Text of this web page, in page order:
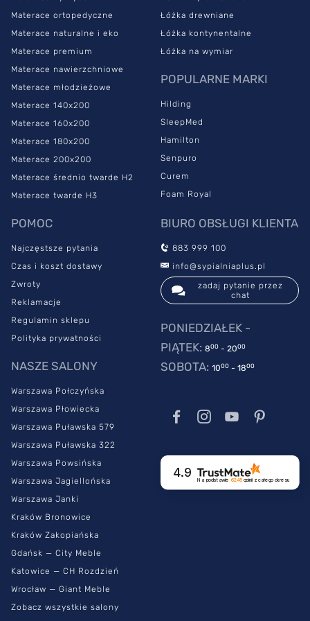
zapewnia Ci zdrowy i wygodny sen w każdej pozycji.
Hilding stelaż Family Classic co
noc wspiera Twój materac
Hilding stelaż Family Classic ma ogromne znaczenie dla Twojego
snu. Sprężysta konstrukcja podpiera Twój kręgosłup i pozwala
pamiętać, że stelaż jest niezbędnym wyposażeniem każdego,
nawet leczniczego materaca – bez niego nie jest on w stanie
zaprezentować w pełni swojego potencjału.
Oprócz tego hilding stelaż Family Classic wydłuża
bezpośrednio na komfort spania. Stelaż wspiera także wentylację
materaca. Dzięki temu pomiędzy warstwą materiału i konstrukcją
dla różnych mikroorganizmów. Właśnie dlatego nie musisz się
obawiać, że na ścianie stelaża lub materacu osadzi się pleśń czy
grzyb.
Materace ortopedyczne
Materace naturalne i eko
Materace premium
Materace nawierzchniowe
Materace młodzieżowe
Materace 140x200
Materace 160x200
Materace 180x200
Materace 200x200
Materace średnio twarde H2
Materace twarde H3
Łóżka drewniane
Łóżka kontynentalne
Łóżka na wymiar
POPULARNE MARKI
Hilding
SleepMed
Hamilton
Senpuro
Curem
Foam Royal
POMOC
Najczęstsze pytania
Czas i koszt dostawy
Zwroty
Reklamacje
Regulamin sklepu
Polityka prywatności
NASZE SALONY
Warszawa Połczyńska
Warszawa Płowiecka
Warszawa Puławska 579
Warszawa Puławska 322
Warszawa Powsińska
Warszawa Jagiellońska
Warszawa Janki
Kraków Bronowice
Kraków Zakopiańska
Gdańsk — City Meble
Katowice — CH Rozdzień
Wrocław — Giant Meble
Zobacz wszystkie salony
BIURO OBSŁUGI KLIENTA
883 999 100
info@sypialniaplus.pl
zadaj pytanie przez
chat
PONIEDZIAŁEK -
PIĄTEK: 800 - 2000
SOBOTA: 1000 - 1800
4.9
Na podstawie 6245opinii z całego okresu